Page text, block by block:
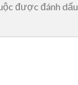
được đánh dấu